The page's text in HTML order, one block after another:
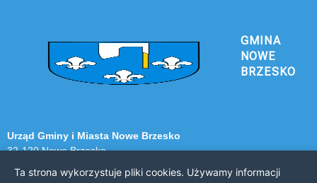
GMINA
NOWE
BRZESKO
Urząd Gminy i Miasta Nowe Brzesko
32-120 Nowe Brzesko
Ta strona wykorzystuje pliki cookies. Używamy informacji